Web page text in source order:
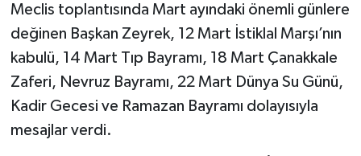
Meclis toplantısında Mart ayındaki önemli günlere
değinen Başkan Zeyrek, 12 Mart İstiklal Marşı’nın
kabulü, 14 Mart Tıp Bayramı, 18 Mart Çanakkale
Zaferi, Nevruz Bayramı, 22 Mart Dünya Su Günü,
Kadir Gecesi ve Ramazan Bayramı dolayısıyla
mesajlar verdi.